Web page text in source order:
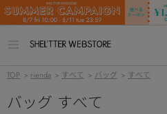
ー
開
TOP > rienda > すべて > バッグ > すべて
バッグ すべて